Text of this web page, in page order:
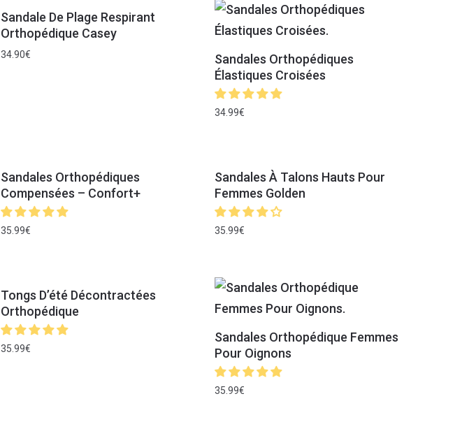
Sandale De Plage Respirant
Orthopédique Casey
34.90€
Sandales Orthopédiques
Élastiques Croisées
34.99€
Sandales Orthopédiques
Compensées – Confort+
35.99€
Sandales À Talons Hauts Pour
Femmes Golden
35.99€
Tongs D’été Décontractées
Orthopédique
35.99€
Sandales Orthopédique Femmes
Pour Oignons
35.99€